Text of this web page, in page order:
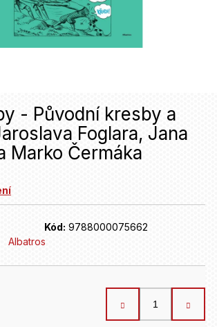
- Původní kresby a
Foglara, Jana
Marko Čermáka
Kód: 9788000075662
Albatros